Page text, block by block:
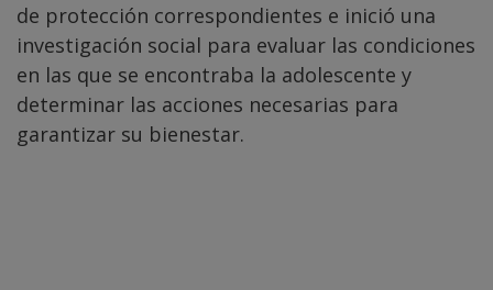
de protección correspondientes e inició una
investigación social para evaluar las condiciones
en las que se encontraba la adolescente y
determinar las acciones necesarias para
garantizar su bienestar.